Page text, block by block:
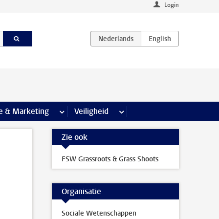
Login
& Marketing meer Communicatie & Marketing pagina’s
Veiligheid meer Veiligheid pagina’s
Zie ook
FSW Grassroots & Grass Shoots
Organisatie
Sociale Wetenschappen